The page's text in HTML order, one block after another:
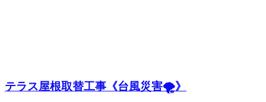
テラス屋根取替工事《台風災害🌪️》